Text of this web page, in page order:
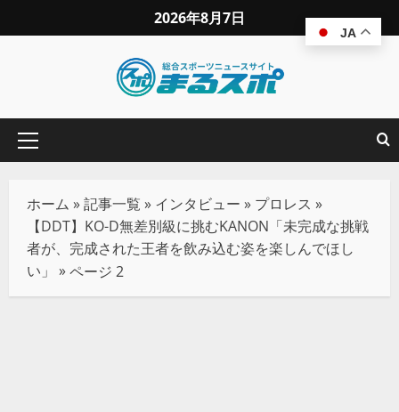
2026年8月7日
ホーム »記事一覧 » インタビュー » プロレス »
【DDT】KO-D無差別級に挑むKANON「未完成な挑戦
者が、完成された王者を飲み込む姿を楽しんでほし
い」 »ページ 2
JA